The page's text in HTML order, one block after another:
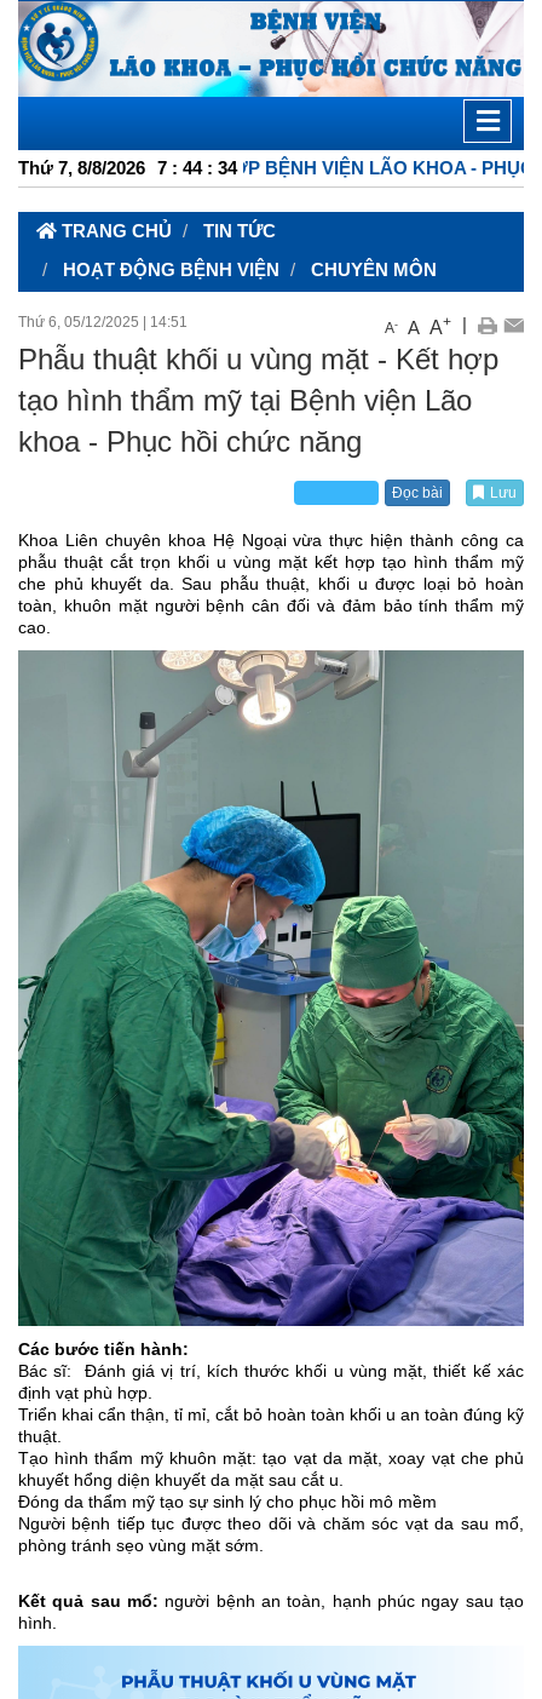
Thứ 7, 8/8/2026 7 : 44 : 35
TỬ TỔNG HỢP BỆNH VIỆN LÃO KHOA - PHỤC HỒI
TRANG CHỦ
TIN TỨC
HOẠT ĐỘNG BỆNH VIỆN
CHUYÊN MÔN
Thứ 6, 05/12/2025 14:51 A- A A+ |
Phẫu thuật khối u vùng mặt - Kết hợp
tạo hình thẩm mỹ tại Bệnh viện Lão
khoa - Phục hồi chức năng
Đọc bài Lưu
Khoa Liên chuyên khoa Hệ Ngoại vừa thực hiện thành công ca
phẫu thuật cắt trọn khối u vùng mặt kết hợp tạo hình thẩm mỹ
che phủ khuyết da. Sau phẫu thuật, khối u được loại bỏ hoàn
toàn, khuôn mặt người bệnh cân đối và đảm bảo tính thẩm mỹ
cao.
Các bước tiến hành:
Bác sĩ: Đánh giá vị trí, kích thước khối u vùng mặt, thiết kế xác
định vạt phù hợp.
Triển khai cẩn thận, tỉ mỉ, cắt bỏ hoàn toàn khối u an toàn đúng kỹ
thuật.
Tạo hình thẩm mỹ khuôn mặt: tạo vạt da mặt, xoay vạt che phủ
khuyết hổng diện khuyết da mặt sau cắt u.
Đóng da thẩm mỹ tạo sự sinh lý cho phục hồi mô mềm
Người bệnh tiếp tục được theo dõi và chăm sóc vạt da sau mổ,
phòng tránh sẹo vùng mặt sớm.
Kết quả sau mổ: người bệnh an toàn, hạnh phúc ngay sau tạo
hình.